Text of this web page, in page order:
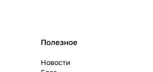
Полезное
Новости